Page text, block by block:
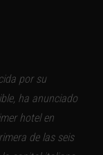
por su
ha anunciado
hotel en
de las seis